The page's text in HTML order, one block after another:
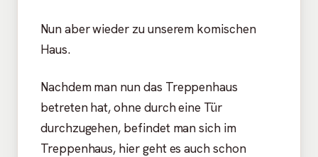
Nun aber wieder zu unserem komischen
Haus.
Nachdem man nun das Treppenhaus
betreten hat, ohne durch eine Tür
durchzugehen, befindet man sich im
Treppenhaus, hier geht es auch schon